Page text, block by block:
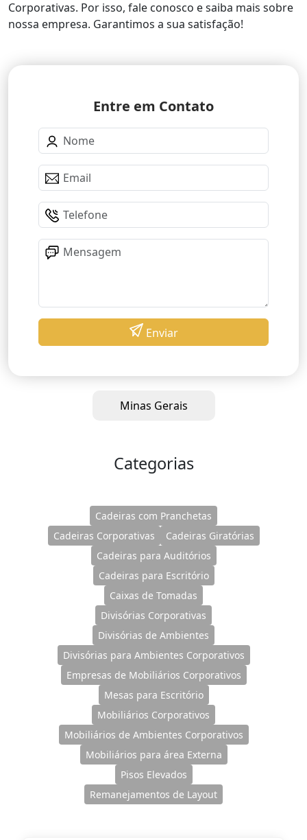
Corporativas. Por isso, fale conosco e saiba mais sobre
nossa empresa. Garantimos a sua satisfação!
Entre em Contato
Enviar
Minas Gerais
Categorias
Cadeiras com Pranchetas
Cadeiras Corporativas
Cadeiras Giratórias
Cadeiras para Auditórios
Cadeiras para Escritório
Caixas de Tomadas
Divisórias Corporativas
Divisórias de Ambientes
Divisórias para Ambientes Corporativos
Empresas de Mobiliários Corporativos
Mesas para Escritório
Mobiliários Corporativos
Mobiliários de Ambientes Corporativos
Mobiliários para área Externa
Pisos Elevados
Remanejamentos de Layout